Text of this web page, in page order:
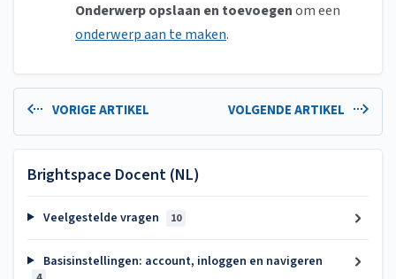
Onderwerp opslaan en toevoegenom een
onderwerp aan te maken.
VORIGE ARTIKEL VOLGENDE ARTIKEL
Brightspace Docent (NL)
Veelgestelde vragen 10
Basisinstellingen: account, inloggen en navigeren